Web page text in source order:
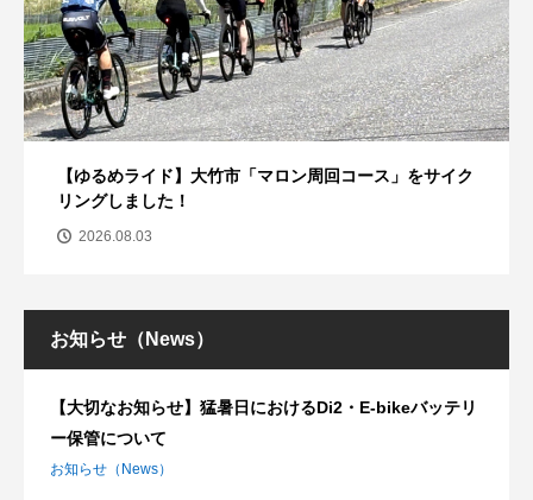
【ゆるめライド】大竹市「マロン周回コース」をサイク
リングしました！
2026.08.03
お知らせ（News）
【大切なお知らせ】猛暑日におけるDi2・E-bikeバッテリ
ー保管について
お知らせ（News）